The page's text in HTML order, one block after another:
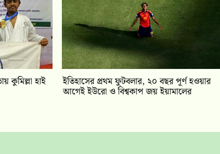
কুমিল্লা হাই ইতিহাসের প্রথম ফুটবলার, ২০ বছর পূর্ণ হওয়ার
আগেই ইউরো ও বিশ্বকাপ জয় ইয়ামালের